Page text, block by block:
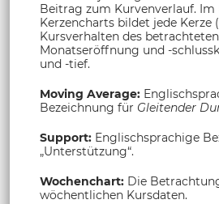
Beitrag zum Kurvenverlauf. Im
Kerzencharts bildet jede Kerze
Kursverhalten des
Monatseröffnung und -
und -tief.
Moving Average:
Bezeichnung für Gleitender
Support: Englischsprachige
„Unterstützung“.
Wochenchart: Die
wöchentlichen Kursdaten.